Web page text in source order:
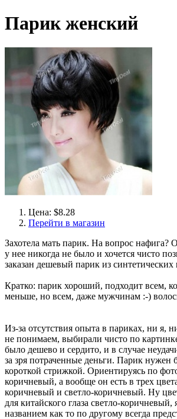
Парик женский
Цена: $8.28
Перейти в магазин
Захотела мать парик. На вопрос нафига?
у нее никогда не было и хочется чисто
заказан дешевый парик из синтетических
Кратко: парик хороший, подходит всем,
меньше, но всем, даже мужчинам :-)
Из-за отсутствия опыта в париках, ни я,
не понимаем, выбирали чисто по
было дешево и сердито, и в случае
за зря потраченные деньги. Парик нужен
короткой стрижкой. Ориентируясь по
коричневый, а вообще он есть в трех
коричневый и светло-коричневый. Ну
для китайского глаза светло-коричневый,
названием как то по другому всегда